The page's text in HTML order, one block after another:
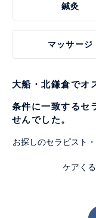
鍼灸
マッサージ
大船・北鎌倉でオ
条件に一致するセ
せんでした。
お探しのセラピスト
ケアく